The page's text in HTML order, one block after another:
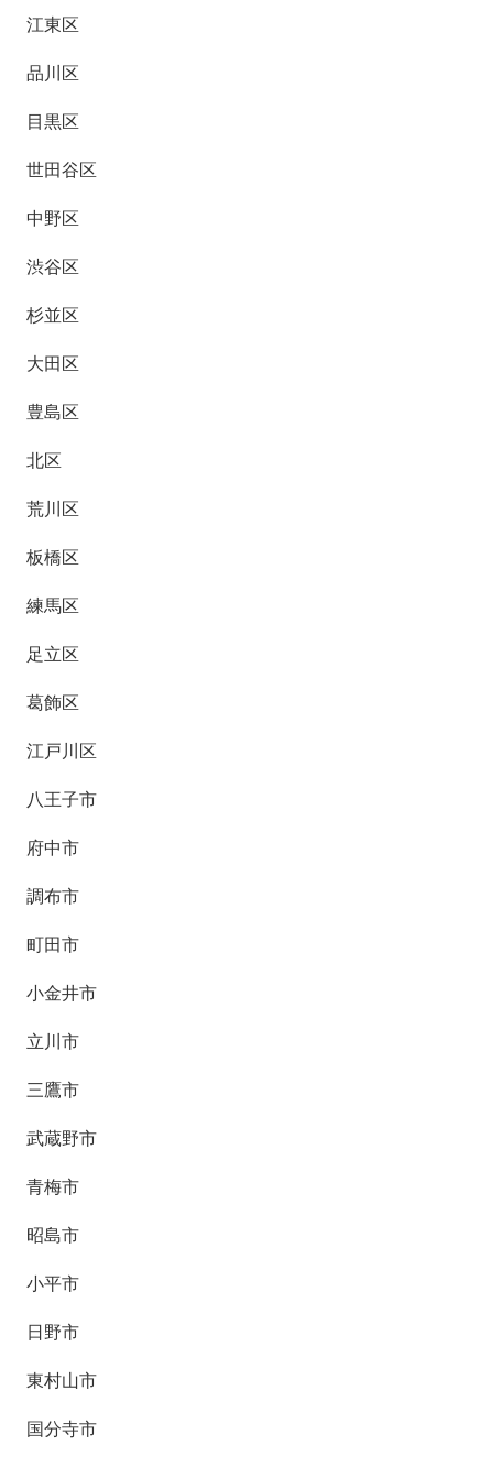
江東区
品川区
目黒区
世田谷区
中野区
渋谷区
杉並区
大田区
豊島区
北区
荒川区
板橋区
練馬区
足立区
葛飾区
江戸川区
八王子市
府中市
調布市
町田市
小金井市
立川市
三鷹市
武蔵野市
青梅市
昭島市
小平市
日野市
東村山市
国分寺市